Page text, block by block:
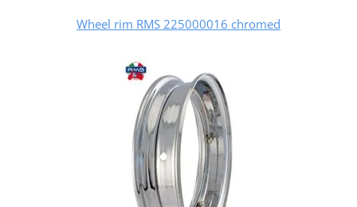
Wheel rim RMS 225000016 chromed